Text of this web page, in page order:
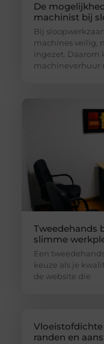
De
machinist bij
Bij
machines veilig,
ingezet. Daarom
machineverhuur
Tweedehands
slimme
Een
keuze als je
de website die
randen en